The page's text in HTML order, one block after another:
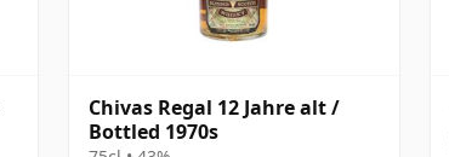
Chivas Regal 12 Jahre alt /
Bottled 1970s